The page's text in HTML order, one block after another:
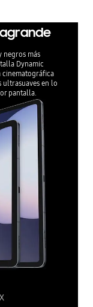
negros más
Dynamic
cinematográfica
en lo
pantalla.